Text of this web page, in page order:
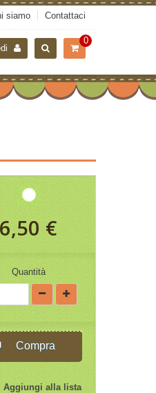
siamo Contattaci
0
6,50 €
Quantità
Compra
Aggiungi alla lista